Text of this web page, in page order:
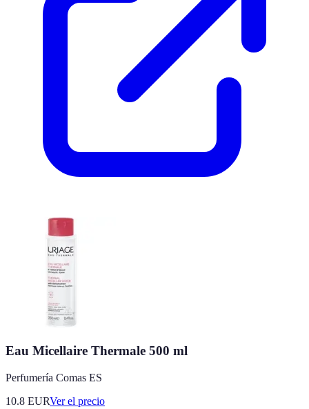
Eau Micellaire Thermale 500 ml
Perfumería Comas ES
10.8 EURVer el precio